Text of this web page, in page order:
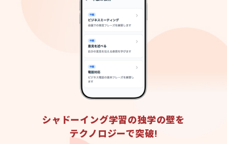
シャドーイング学習の独学の壁を
テクノロジーで突破!